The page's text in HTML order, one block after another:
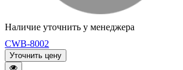
Наличие уточнить у менеджера
CWB-8002
Уточнить цену